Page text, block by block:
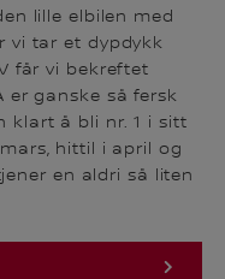
lille elbilen med
vi tar et dypdykk
får vi bekreftet
er ganske så fersk
klart å bli nr. 1 i sitt
hittil i april og
en aldri så liten